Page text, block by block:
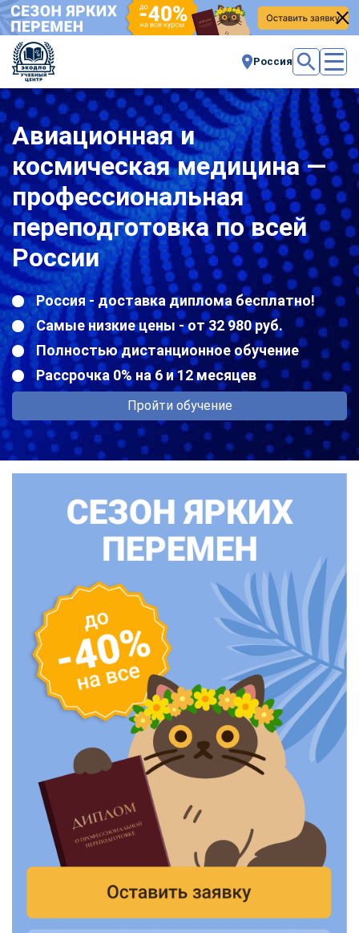
Россия
Авиационная и
космическая медицина —
профессиональная
переподготовка по всей
России
Россия - доставка диплома бесплатно!
Самые низкие цены - от 32 980 руб.
Полностью дистанционное обучение
Рассрочка 0% на 6 и 12 месяцев
Пройти обучение